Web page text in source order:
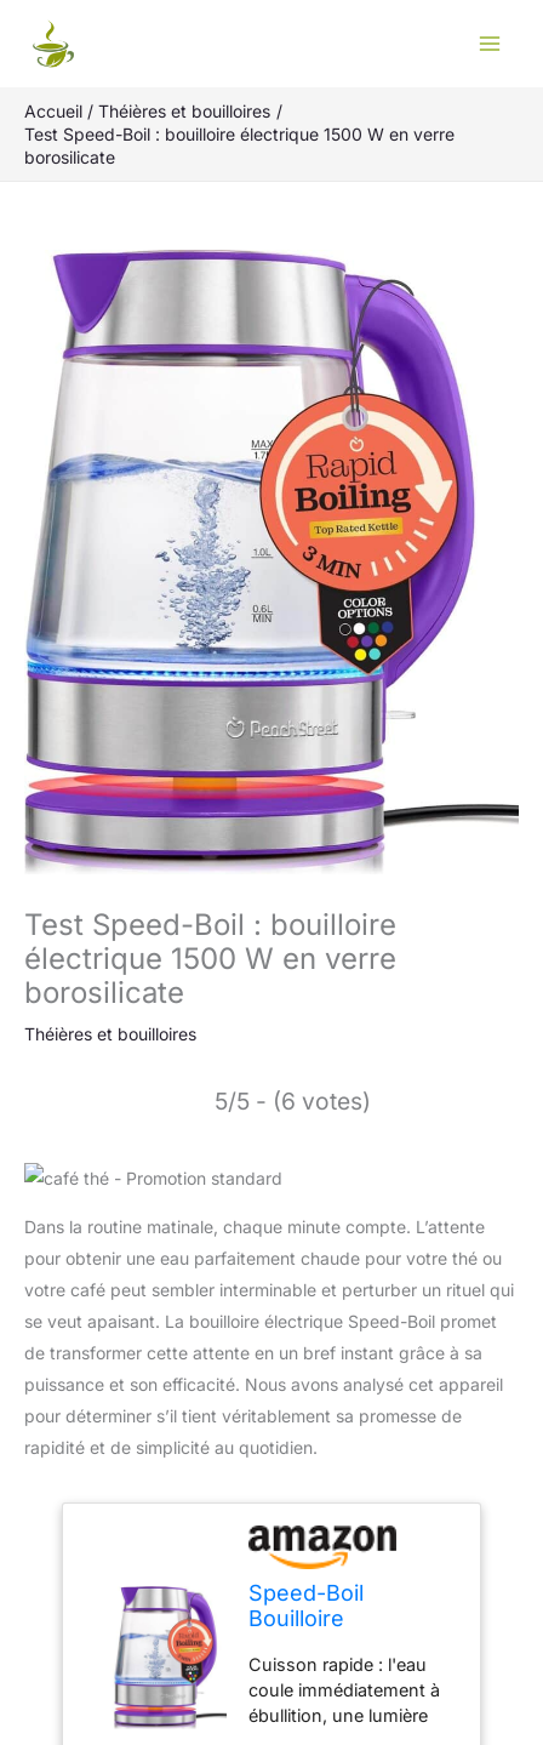
Accueil
Théières et bouilloires
Test Speed-Boil : bouilloire électrique 1500 W en verre
borosilicate
Test Speed-Boil : bouilloire
électrique 1500 W en verre
borosilicate
Théières et bouilloires
5/5 - (6 votes)
Dans la routine matinale, chaque minute compte. L’attente
pour obtenir une eau parfaitement chaude pour votre thé ou
votre café peut sembler interminable et perturber un rituel qui
se veut apaisant. La bouilloire électrique Speed-Boil promet
de transformer cette attente en un bref instant grâce à sa
puissance et son efficacité. Nous avons analysé cet appareil
pour déterminer s’il tient véritablement sa promesse de
rapidité et de simplicité au quotidien.
Speed-Boil
Bouilloire
1500 W, verre
borosilicate pour
café et thé, facile à
Cuisson rapide : l'eau
coule immédiatement à
ébullition, une lumière